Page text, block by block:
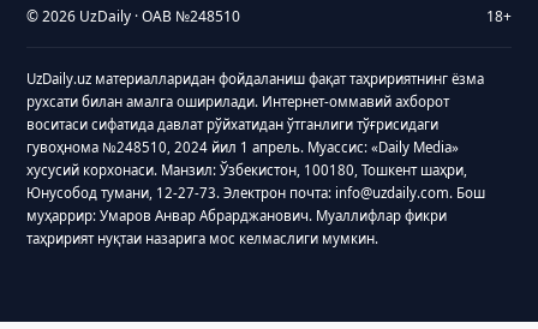
© 2026 UzDaily · ОАВ №248510 18+
UzDaily.uz материалларидан фойдаланиш фақат таҳририятнинг ёзма
рухсати билан амалга оширилади. Интернет-оммавий ахборот
воситаси сифатида давлат рўйхатидан ўтганлиги тўғрисидаги
гувоҳнома №248510, 2024 йил 1 апрель. Муассис: «Daily Media»
хусусий корхонаси. Манзил: Ўзбекистон, 100180, Тошкент шаҳри,
Юнусобод тумани, 12-27-73. Электрон почта: info@uzdaily.com. Бош
муҳаррир: Умаров Анвар Абрарджанович. Муаллифлар фикри
таҳририят нуқтаи назарига мос келмаслиги мумкин.